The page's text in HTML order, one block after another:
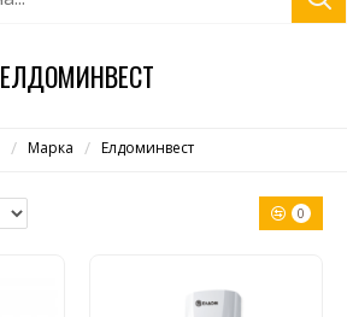
Марка Елдоминвест
ЕЛДОМИНВЕСТ
0